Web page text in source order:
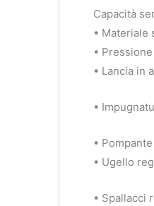
Capacità
• Materiale
•
• Lancia in
•
•
• Ugello
• Spallacci